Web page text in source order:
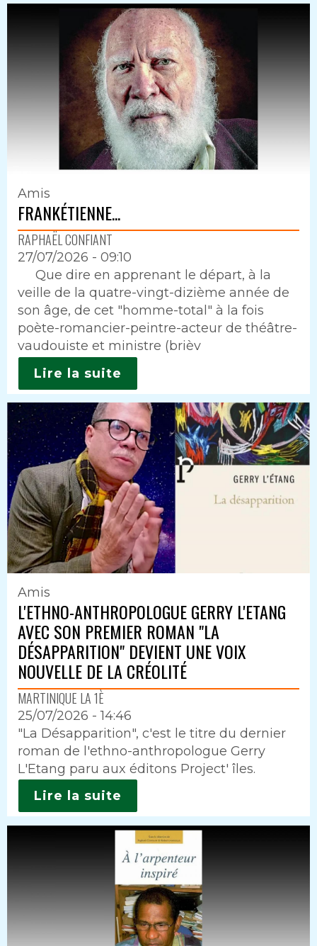
Amis
FRANKÉTIENNE...
RAPHAËL CONFIANT
27/07/2026 - 09:10
Intro
Que dire en apprenant le départ, à la
veille de la quatre-vingt-dizième année de
son âge, de cet "homme-total" à la fois
poète-romancier-peintre-acteur de théâtre-
vaudouiste et ministre (brièv
Lire la suite
Amis
L'ETHNO-ANTHROPOLOGUE GERRY L'ETANG
AVEC SON PREMIER ROMAN "LA
DÉSAPPARITION" DEVIENT UNE VOIX
NOUVELLE DE LA CRÉOLITÉ
MARTINIQUE LA 1È
25/07/2026 - 14:46
Intro
"La Désapparition", c'est le titre du dernier
roman de l'ethno-anthropologue Gerry
L'Etang paru aux éditons Project' îles.
Lire la suite